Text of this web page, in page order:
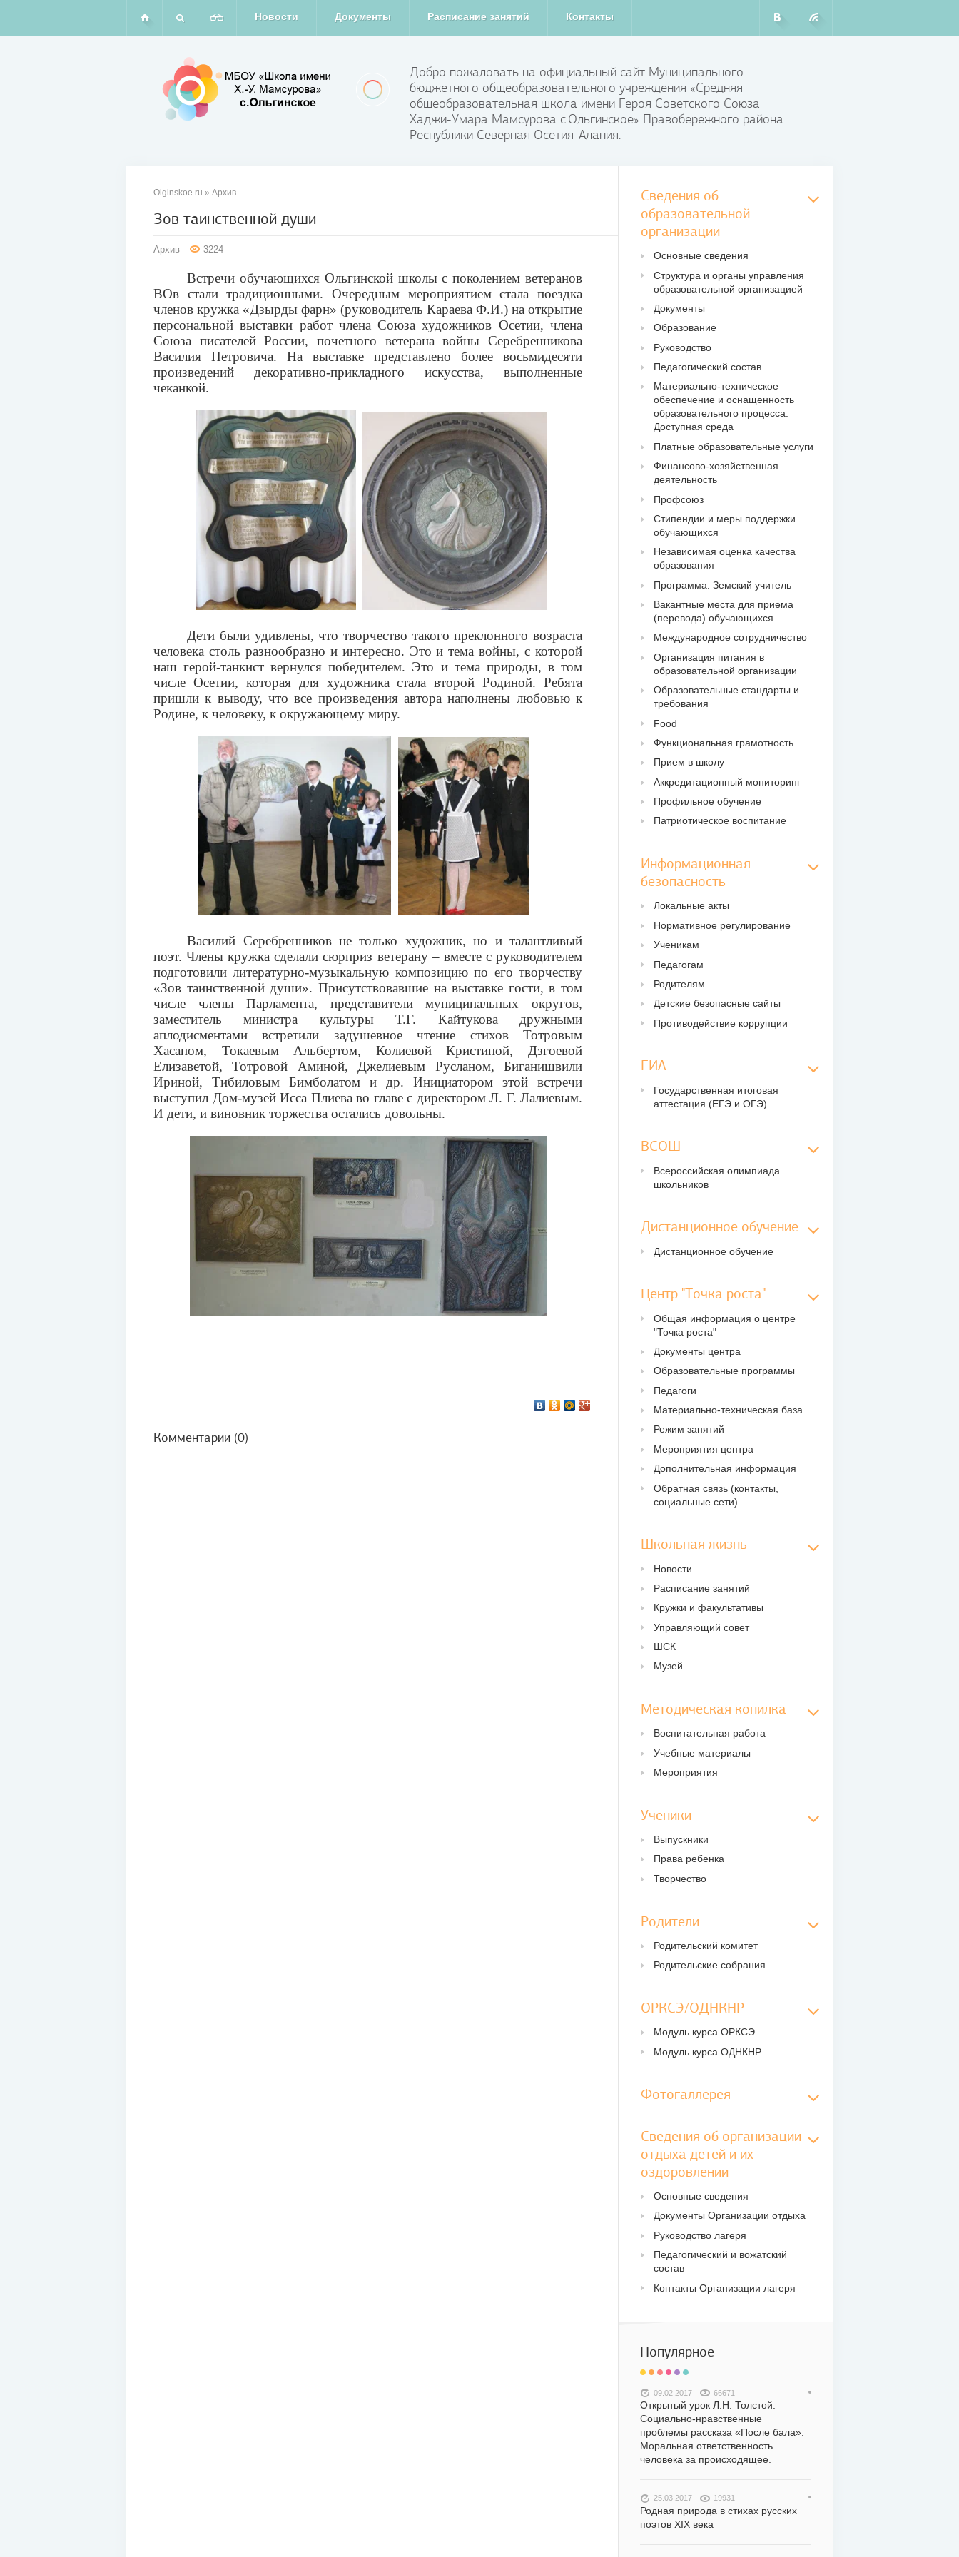
Новости Документы Расписание занятий Контакты
Добро пожаловать на официальный сайт Муниципального
бюджетного общеобразовательного учреждения «Средняя
общеобразовательная школа имени Героя Советского Союза
Хаджи-Умара Мамсурова с.Ольгинское» Правобережного района
Республики Северная Осетия-Алания.
Olginskoe.ru » Архив
Зов таинственной души
Архив 3224
Встречи обучающихся Ольгинской школы с поколением ветеранов
ВОв стали традиционными. Очередным мероприятием стала поездка
членов кружка «Дзырды фарн» (руководитель Караева Ф.И.) на открытие
персональной выставки работ члена Союза художников Осетии, члена
Союза писателей России, почетного ветерана войны Серебренникова
Василия Петровича. На выставке представлено более восьмидесяти
произведений декоративно-прикладного искусства, выполненные
чеканкой.
Дети были удивлены, что творчество такого преклонного возраста
человека столь разнообразно и интересно. Это и тема войны, с которой
наш герой-танкист вернулся победителем. Это и тема природы, в том
числе Осетии, которая для художника стала второй Родиной. Ребята
пришли к выводу, что все произведения автора наполнены любовью к
Родине, к человеку, к окружающему миру.
Василий Серебренников не только художник, но и талантливый
поэт. Члены кружка сделали сюрприз ветерану – вместе с руководителем
подготовили литературно-музыкальную композицию по его творчеству
«Зов таинственной души». Присутствовавшие на выставке гости, в том
числе члены Парламента, представители муниципальных округов,
заместитель министра культуры Т.Г. Кайтукова дружными
аплодисментами встретили задушевное чтение стихов Тотровым
Хасаном, Токаевым Альбертом, Колиевой Кристиной, Дзгоевой
Елизаветой, Тотровой Аминой, Джелиевым Русланом, Биганишвили
Ириной, Тибиловым Бимболатом и др. Инициатором этой встречи
выступил Дом-музей Исса Плиева во главе с директором Л. Г. Лалиевым.
И дети, и виновник торжества остались довольны.
Комментарии (0)
Сведения об
образовательной
организации
Основные сведения
Структура и органы управления
образовательной организацией
Документы
Образование
Руководство
Педагогический состав
Материально-техническое
обеспечение и оснащенность
образовательного процесса.
Доступная среда
Платные образовательные услуги
Финансово-хозяйственная
деятельность
Профсоюз
Стипендии и меры поддержки
обучающихся
Независимая оценка качества
образования
Программа: Земский учитель
Вакантные места для приема
(перевода) обучающихся
Международное сотрудничество
Организация питания в
образовательной организации
Образовательные стандарты и
требования
Food
Функциональная грамотность
Прием в школу
Аккредитационный мониторинг
Профильное обучение
Патриотическое воспитание
Информационная
безопасность
Локальные акты
Нормативное регулирование
Ученикам
Педагогам
Родителям
Детские безопасные сайты
Противодействие коррупции
ГИА
Государственная итоговая
аттестация (ЕГЭ и ОГЭ)
ВСОШ
Всероссийская олимпиада
школьников
Дистанционное обучение
Дистанционное обучение
Центр "Точка роста"
Общая информация о центре
"Точка роста"
Документы центра
Образовательные программы
Педагоги
Материально-техническая база
Режим занятий
Мероприятия центра
Дополнительная информация
Обратная связь (контакты,
социальные сети)
Школьная жизнь
Новости
Расписание занятий
Кружки и факультативы
Управляющий совет
ШСК
Музей
Методическая копилка
Воспитательная работа
Учебные материалы
Мероприятия
Ученики
Выпускники
Права ребенка
Творчество
Родители
Родительский комитет
Родительские собрания
ОРКСЭ/ОДНКНР
Модуль курса ОРКСЭ
Модуль курса ОДНКНР
Фотогаллерея
Сведения об организации
отдыха детей и их
оздоровлении
Основные сведения
Документы Организации отдыха
Руководство лагеря
Педагогический и вожатский
состав
Контакты Организации лагеря
Популярное
09.02.2017 66671
Открытый урок Л.Н. Толстой.
Социально-нравственные
проблемы рассказа «После бала».
Моральная ответственность
человека за происходящее.
25.03.2017 19931
Родная природа в стихах русских
поэтов XIX века